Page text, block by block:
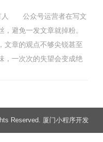
人 公众号运营者在写文
避免一发文章就掉粉。
文章的观点不够尖锐甚至
，一次次的失望会变成绝
Reserved. 厦门小程序开发